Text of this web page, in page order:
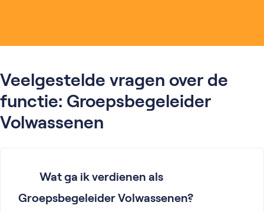
Veelgestelde vragen over de
functie: Groepsbegeleider
Volwassenen
Wat ga ik verdienen als
Groepsbegeleider Volwassenen?